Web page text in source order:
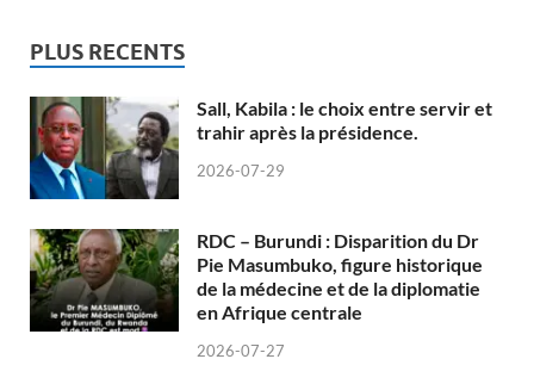
PLUS RECENTS
Sall, Kabila : le choix entre servir et
trahir après la présidence.
2026-07-29
RDC – Burundi : Disparition du Dr
Pie Masumbuko, figure historique
de la médecine et de la diplomatie
en Afrique centrale
2026-07-27